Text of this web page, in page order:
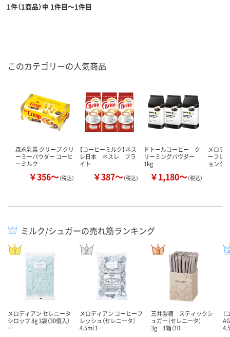
1件（1商品）中 1件目～1件目
このカテゴリーの人気商品
森永乳業 クリープ クリ
ーミーパウダー コーヒ
ーミルク
￥356～（税込）
【コーヒーミルク】ネス
レ日本 ネスレ ブラ
イト
￥387～（税込）
ドトールコーヒー ク
リーミングパウダー
1kg
￥1,180～（税込）
メロデ
ーフレ
ョンク
ミルク/シュガーの売れ筋ランキング
メロディアン セレニータ
シロップ 8g 1袋（30個入）
…
メロディアン コーヒーフ
レッシュ（セレニータ）
4.5ml 1…
三井製糖 スティックシ
ュガー（セレニータ）
3g 1箱（10…